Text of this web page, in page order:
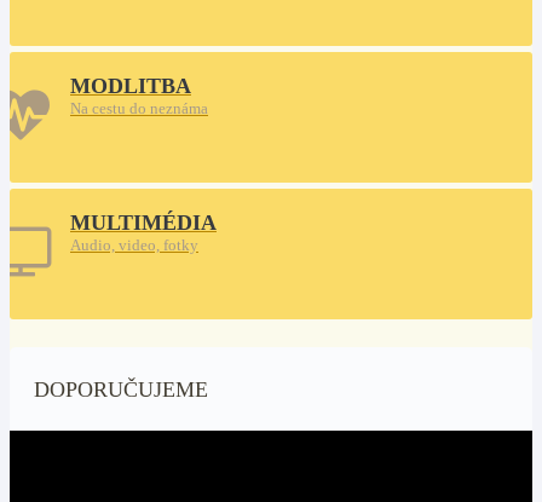
MODLITBA
Na cestu do neznáma
MULTIMÉDIA
Audio, video, fotky
DOPORUČUJEME